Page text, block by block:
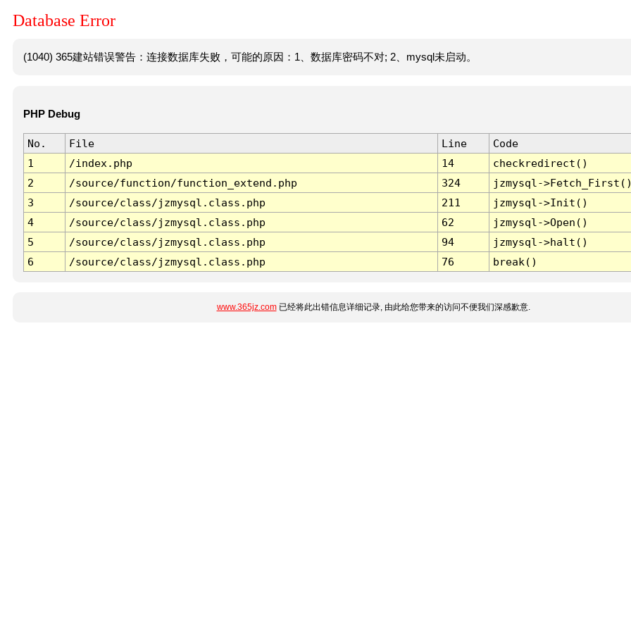
Database Error
(1040) 365建站错误警告：连接数据库失败，可能的原因：1、数据库密码不对; 2、mysql未启动。
PHP Debug
No. File Line
Code
1
/index.php 14
checkredirect()
2
/source/function/function_extend.php 324
jzmysql-
3
/source/class/jzmysql.class.php 211
jzmysql->Init()
4
/source/class/jzmysql.class.php 62
jzmysql->Open()
5
/source/class/jzmysql.class.php 94
jzmysql->halt()
6
/source/class/jzmysql.class.php 76 break()
www.365jz.com已经将此出错信息详细记录, 由此给您带来的访问不便我们深感歉意.